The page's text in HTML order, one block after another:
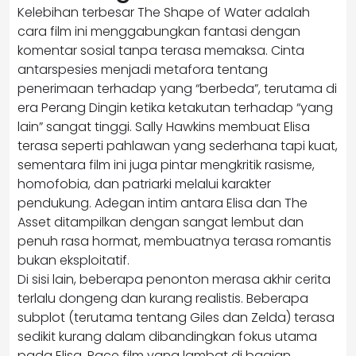
Kelebihan terbesar The Shape of Water adalah
cara film ini menggabungkan fantasi dengan
komentar sosial tanpa terasa memaksa. Cinta
antarspesies menjadi metafora tentang
penerimaan terhadap yang “berbeda”, terutama di
era Perang Dingin ketika ketakutan terhadap “yang
lain” sangat tinggi. Sally Hawkins membuat Elisa
terasa seperti pahlawan yang sederhana tapi kuat,
sementara film ini juga pintar mengkritik rasisme,
homofobia, dan patriarki melalui karakter
pendukung. Adegan intim antara Elisa dan The
Asset ditampilkan dengan sangat lembut dan
penuh rasa hormat, membuatnya terasa romantis
bukan eksploitatif.
Di sisi lain, beberapa penonton merasa akhir cerita
terlalu dongeng dan kurang realistis. Beberapa
subplot (terutama tentang Giles dan Zelda) terasa
sedikit kurang dalam dibandingkan fokus utama